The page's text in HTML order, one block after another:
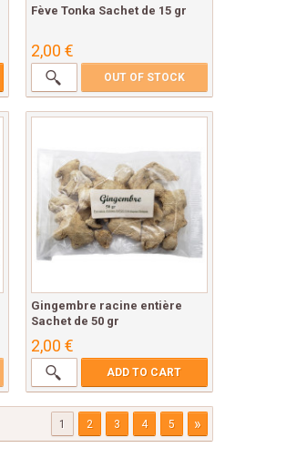
Fève Tonka Sachet de 15 gr
2,00 €
OUT OF STOCK
Gingembre racine entière
Sachet de 50 gr
2,00 €
ADD TO CART
1 2 3 4 5 »